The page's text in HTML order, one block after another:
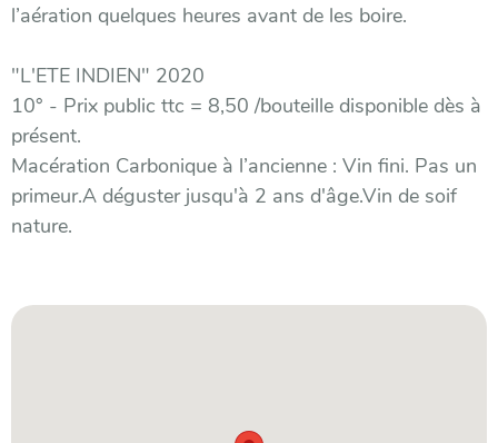
l’aération quelques heures avant de les boire.
"L'ETE INDIEN" 2020
10° - Prix public ttc = 8,50 /bouteille disponible dès à
présent.
Macération Carbonique à l’ancienne : Vin fini. Pas un
primeur.A déguster jusqu'à 2 ans d'âge.Vin de soif
nature.